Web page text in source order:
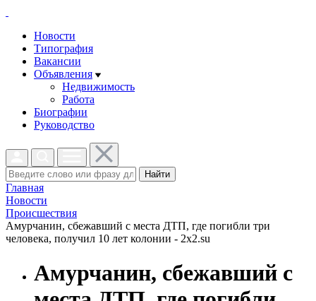
Новости
Типография
Вакансии
Объявления
Недвижимость
Работа
Биографии
Руководство
Найти
Главная
Новости
Проиcшествия
Амурчанин, сбежавший с места ДТП, где погибли три
человека, получил 10 лет колонии - 2x2.su
Амурчанин, сбежавший с